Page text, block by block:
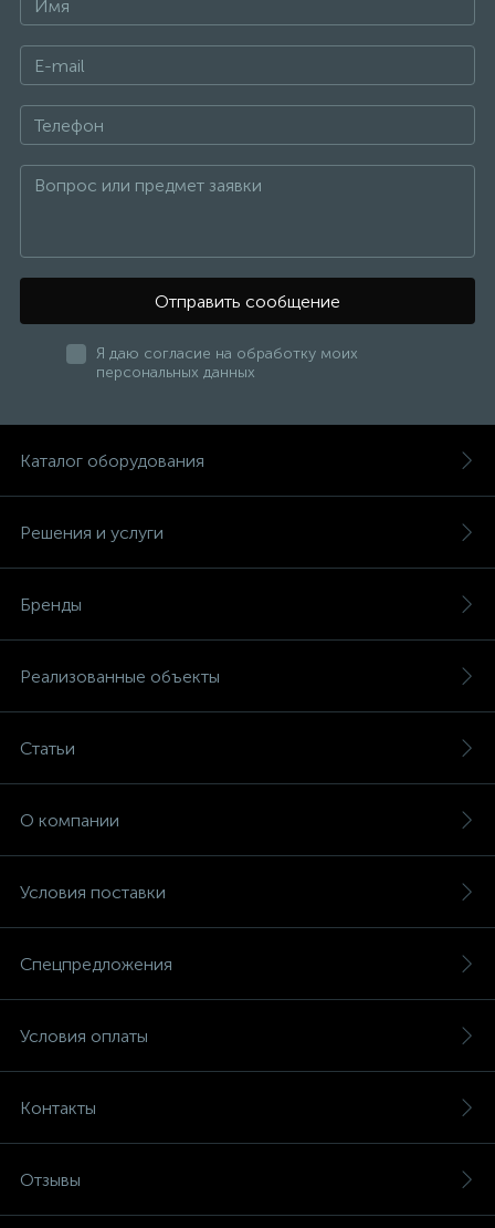
Отправить сообщение
Я даю согласие на обработку моих
персональных данных
Каталог оборудования
Решения и услуги
Бренды
Реализованные объекты
Статьи
О компании
Условия поставки
Спецпредложения
Условия оплаты
Контакты
Отзывы